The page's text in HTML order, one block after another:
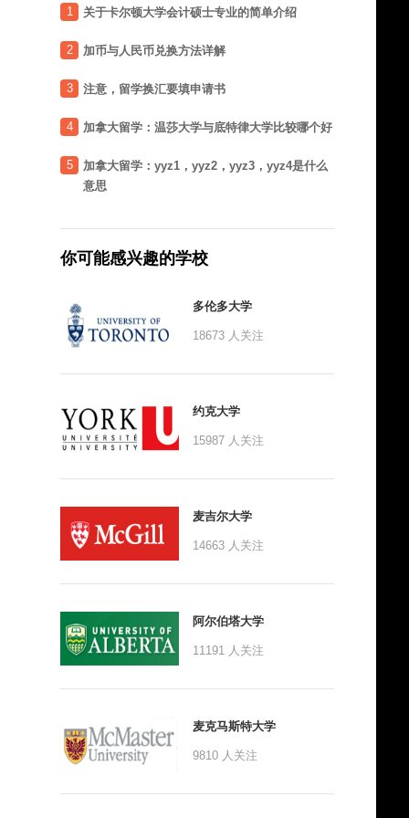
1 关于卡尔顿大学会计硕士专业的简单介绍
2 加币与人民币兑换方法详解
3 注意，留学换汇要填申请书
4 加拿大留学：温莎大学与底特律大学比较哪个好
5
加拿大留学：yyz1，yyz2，yyz3，yyz4是什么
意思
你可能感兴趣的学校
多伦多大学
18673 人关注
约克大学
15987 人关注
麦吉尔大学
14663 人关注
阿尔伯塔大学
11191 人关注
麦克马斯特大学
9810 人关注